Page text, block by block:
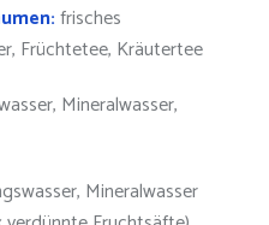
frisches
Früchtetee, Kräutertee
Mineralwasser,
Mineralwasser